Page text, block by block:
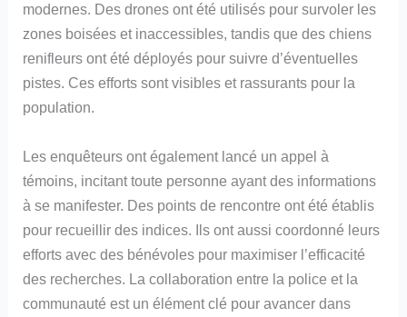
modernes. Des drones ont été utilisés pour survoler les
zones boisées et inaccessibles, tandis que des chiens
renifleurs ont été déployés pour suivre d’éventuelles
pistes. Ces efforts sont visibles et rassurants pour la
population.
Les enquêteurs ont également lancé un appel à
témoins, incitant toute personne ayant des informations
à se manifester. Des points de rencontre ont été établis
pour recueillir des indices. Ils ont aussi coordonné leurs
efforts avec des bénévoles pour maximiser l’efficacité
des recherches. La collaboration entre la police et la
communauté est un élément clé pour avancer dans